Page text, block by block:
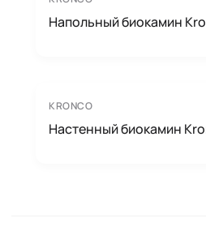
Напольный биокамин
KRONCO
Настенный биокамин